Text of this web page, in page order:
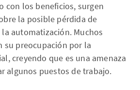
con los beneficios, surgen
la posible pérdida de
automatización. Muchos
su preocupación por la
creyendo que es una amenaza
algunos puestos de trabajo.